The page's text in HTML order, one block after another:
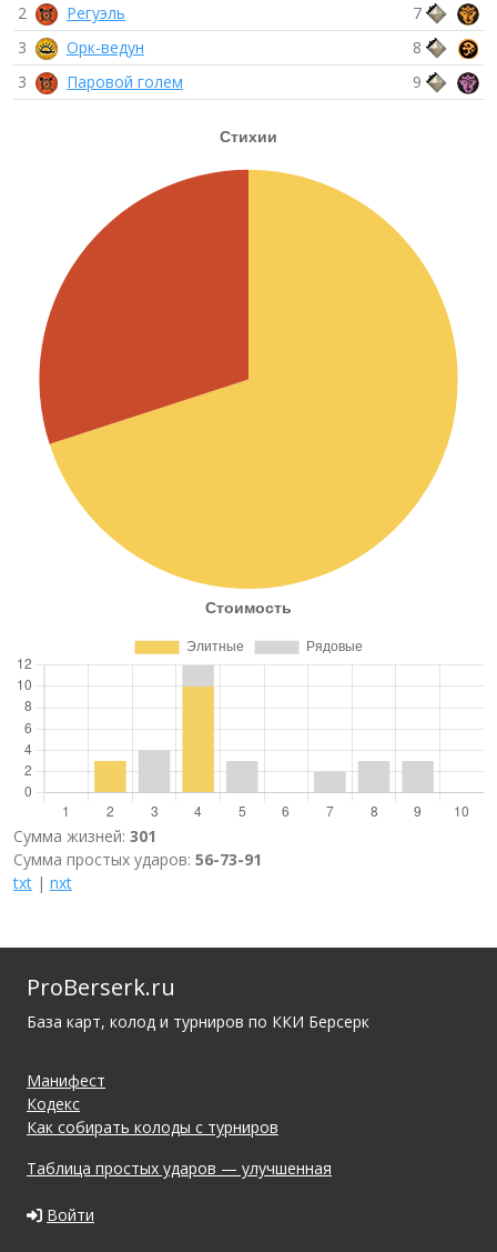
2
Регуэль
7
3
Орк-ведун
8
3
Паровой голем 9
Сумма жизней: 301
Сумма простых ударов: 56-73-91
txt | nxt
ProBerserk.ru
База карт, колод и турниров по ККИ Берсерк
Манифест
Кодекс
Как собирать колоды с турниров
Таблица простых ударов — улучшенная
Войти